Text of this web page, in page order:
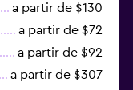
a partir de $130
a partir de $72
a partir de $92
a partir de $307